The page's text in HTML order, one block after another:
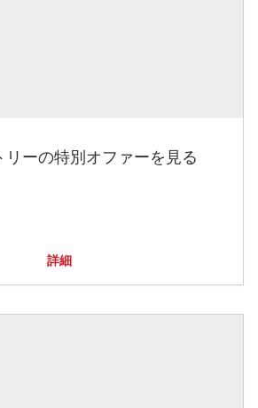
リーの特別オファーを見る
詳細